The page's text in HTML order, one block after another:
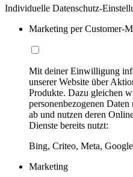
Individuelle Datenschutz-
Marketing per Customer-
Mit deiner Einwilligung
unserer Website über
Produkte. Dazu gleichen
personenbezogenen
ab und nutzen deren
Dienste bereits nutzt:
Bing, Criteo, Meta,
Marketing